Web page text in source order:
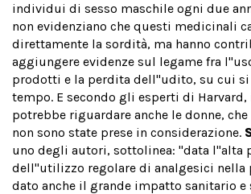
individui di sesso maschile ogni due
non evidenziano che questi medicinali
direttamente la sordità, ma hanno
aggiungere evidenze sul legame fra
prodotti e la perdita dell''udito, su cui si
tempo. E secondo gli esperti di
potrebbe riguardare anche le donne,
non sono state prese in considerazione.
uno degli autori, sottolinea: "data l''alta
dell''utilizzo regolare di analgesici nella
dato anche il grande impatto sanitario e